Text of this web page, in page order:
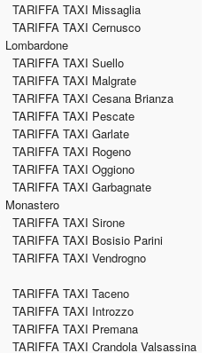
TARIFFA TAXI Missaglia
TARIFFA TAXI Cernusco
Lombardone
TARIFFA TAXI Suello
TARIFFA TAXI Malgrate
TARIFFA TAXI Cesana Brianza
TARIFFA TAXI Pescate
TARIFFA TAXI Garlate
TARIFFA TAXI Rogeno
TARIFFA TAXI Oggiono
TARIFFA TAXI Garbagnate
Monastero
TARIFFA TAXI Sirone
TARIFFA TAXI Bosisio Parini
TARIFFA TAXI Vendrogno
TARIFFA TAXI Taceno
TARIFFA TAXI Introzzo
TARIFFA TAXI Premana
TARIFFA TAXI Crandola Valsassina